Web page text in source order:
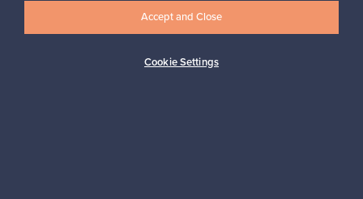
Cookie Settings
Accept and Close